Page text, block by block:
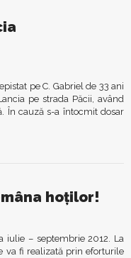
pe C. Gabriel de 33 ani
pe strada Păcii, având
În cauză s-a întocmit dosar
hoţilor!
iulie – septembrie 2012. La
va fi realizată prin eforturile